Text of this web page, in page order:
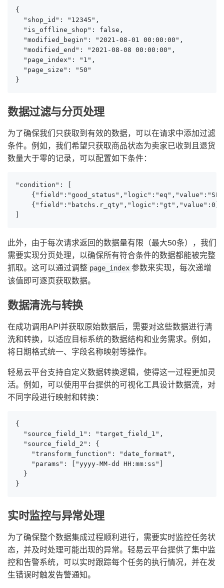
{
  "shop_id": "12345",
  "is_offline_shop": false,
  "modified_begin": "2021-08-01 00:00:00",
  "modified_end": "2021-08-08 00:00:00",
  "page_index": "1",
  "page_size": "50"
}
数据过滤与分页处理
为了确保我们只获取到有效的数据，可以在请求中添加过滤
条件。例如，我们希望只获取商品状态为卖家已收到且退货
数量大于零的记录，可以配置如下条件：
"condition": [
    {"field":"batchs.r_qty","logic":"gt","value":0}
此外，由于每次请求返回的数据量有限（最大50条），我们
需要实现分页处理，以确保所有符合条件的数据都能被完整
抓取。这可以通过调整 page_index 参数来实现，每次递增
该值即可逐页获取数据。
数据清洗与转换
在成功调用API并获取原始数据后，需要对这些数据进行清
洗和转换，以适应目标系统的数据结构和业务需求。例如，
将日期格式统一、字段名称映射等操作。
轻易云平台支持自定义数据转换逻辑，使得这一过程更加灵
活。例如，可以使用平台提供的可视化工具设计数据流，对
不同字段进行映射和转换：
{
  "source_field_1": "target_field_1",
  "source_field_2": {
    "transform_function": "date_format",
    "params": ["yyyy-MM-dd HH:mm:ss"]
  }
}
实时监控与异常处理
为了确保整个数据集成过程顺利进行，需要实时监控任务状
态，并及时处理可能出现的异常。轻易云平台提供了集中监
控和告警系统，可以实时跟踪每个任务的执行情况，并在发
生错误时触发告警通知。